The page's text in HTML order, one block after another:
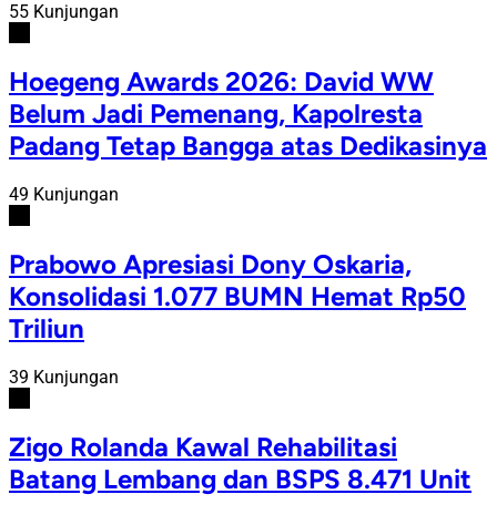
55 Kunjungan
Hoegeng Awards 2026: David WW
Belum Jadi Pemenang, Kapolresta
Padang Tetap Bangga atas Dedikasinya
49 Kunjungan
Prabowo Apresiasi Dony Oskaria,
Konsolidasi 1.077 BUMN Hemat Rp50
Triliun
39 Kunjungan
Zigo Rolanda Kawal Rehabilitasi
Batang Lembang dan BSPS 8.471 Unit